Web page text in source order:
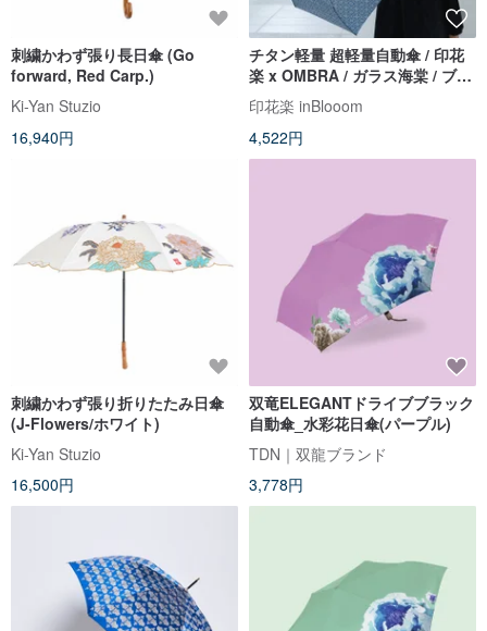
刺繍かわず張り長日傘 (Go
forward, Red Carp.)
Ki-Yan Stuzio
16,940円
チタン軽量 超軽量自動傘 / 印花
楽 x OMBRA / ガラス海棠 / ブル
ーブラック
印花楽 inBlooom
4,522円
刺繍かわず張り折りたたみ日傘
(J-Flowers/ホワイト)
Ki-Yan Stuzio
16,500円
双竜ELEGANTドライブブラック
自動傘_水彩花日傘(パープル)
TDN｜双龍ブランド
3,778円